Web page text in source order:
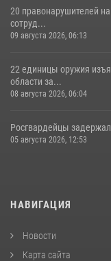
20 правонарушителей
сотруд...
09 августа 2026, 06:13
22 единицы оружия
области за...
08 августа 2026, 06:04
Росгвардейцы
05 августа 2026, 12:53
НАВИГАЦИЯ
Новости
Карта сайта